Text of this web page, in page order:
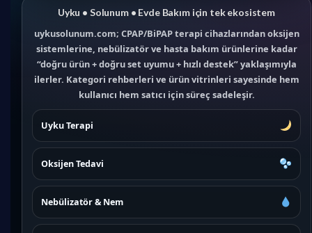
Uyku • Solunum • Evde Bakım için tek ekosistem
uykusolunum.com; CPAP/BiPAP terapi cihazlarından oksijen
sistemlerine, nebülizatör ve hasta bakım ürünlerine kadar
“doğru ürün + doğru set uyumu + hızlı destek” yaklaşımıyla
ilerler. Kategori rehberleri ve ürün vitrinleri sayesinde hem
kullanıcı hem satıcı için süreç sadeleşir.
Uyku Terapi
Oksijen Tedavi
Nebülizatör & Nem